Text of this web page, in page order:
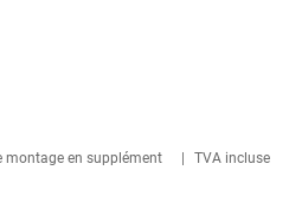
montage en supplément TVA incluse